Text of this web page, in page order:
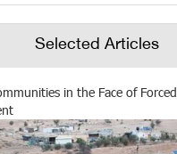
Selected Articles
in the Face of Forced